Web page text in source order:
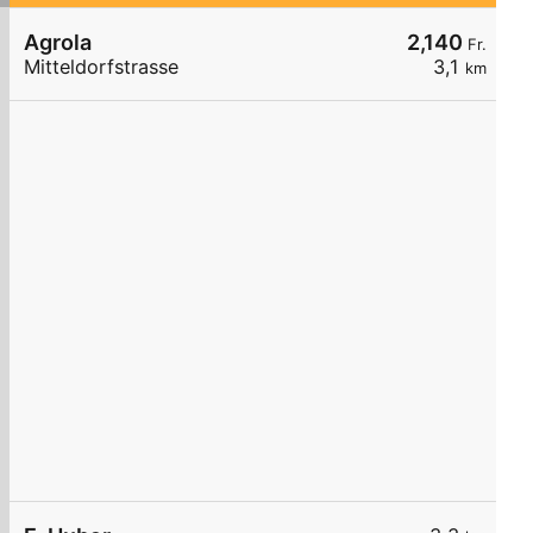
2,140 Fr.
3,1 km
Agrola
Mitteldorfstrasse